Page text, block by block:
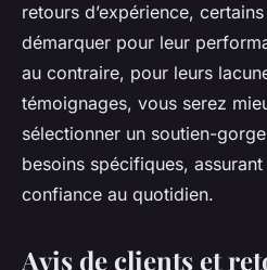
retours d’expérience,
démarquer pour leur
au contraire, pour leurs
témoignages, vous serez
sélectionner un soutien-
besoins spécifiques,
confiance au quotidien.
Avis de clients et